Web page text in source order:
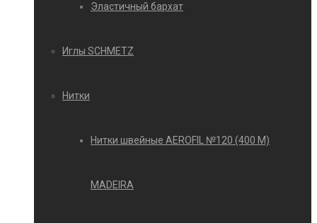
Эластичный бархат
Иглы SCHMETZ
Нитки
Нитки швейные AEROFIL №120 (400 М)
MADEIRA